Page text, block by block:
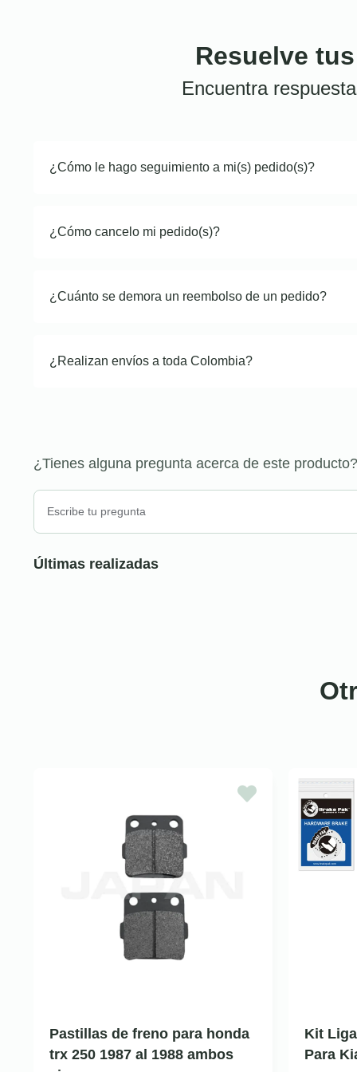
Resuelve
Encuentra
¿Cómo le hago seguimiento a mi(s) pedido(s)?
¿Cómo cancelo mi pedido(s)?
¿Cuánto se demora un reembolso de un pedido?
¿Realizan envíos a toda Colombia?
¿Tienes alguna pregunta acerca de este producto?
Últimas realizadas
Pastillas de freno para honda
trx 250 1987 al 1988 ambos
Kit
Para